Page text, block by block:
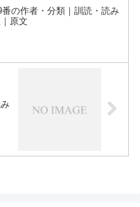
番の作者・分類｜訓読・読み
原文